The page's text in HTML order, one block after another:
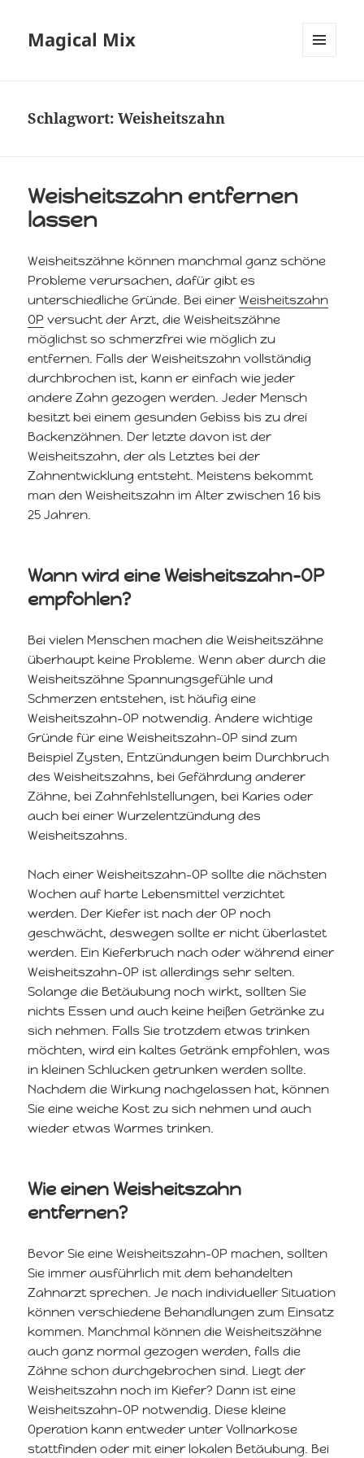
Magical Mix
Schlagwort:Weisheitszahn
Weisheitszahn entfernen
lassen
Weisheitszähne können manchmal ganz schöne
Probleme verursachen, dafür gibt es
unterschiedliche Gründe. Bei einerWeisheitszahn
OP versucht der Arzt, die Weisheitszähne
möglichst so schmerzfrei wie möglich zu
entfernen. Falls der Weisheitszahn vollständig
durchbrochen ist, kann er einfach wie jeder
andere Zahn gezogen werden. Jeder Mensch
besitzt bei einem gesunden Gebiss bis zu drei
Backenzähnen. Der letzte davon ist der
Weisheitszahn, der als Letztes bei der
Zahnentwicklung entsteht. Meistens bekommt
man den Weisheitszahn im Alter zwischen 16 bis
25 Jahren.
Wann wird eine Weisheitszahn-OP
empfohlen?
Bei vielen Menschen machen die Weisheitszähne
überhaupt keine Probleme. Wenn aber durch die
Weisheitszähne Spannungsgefühle und
Schmerzen entstehen, ist häufig eine
Weisheitszahn-OP notwendig. Andere wichtige
Gründe für eine Weisheitszahn-OP sind zum
Beispiel Zysten, Entzündungen beim Durchbruch
des Weisheitszahns, bei Gefährdung anderer
Zähne, bei Zahnfehlstellungen, bei Karies oder
auch bei einer Wurzelentzündung des
Weisheitszahns.
Nach einer Weisheitszahn-OP sollte die nächsten
Wochen auf harte Lebensmittel verzichtet
werden. Der Kiefer ist nach der OP noch
geschwächt, deswegen sollte er nicht überlastet
werden. Ein Kieferbruch nach oder während einer
Weisheitszahn-OP ist allerdings sehr selten.
Solange die Betäubung noch wirkt, sollten Sie
nichts Essen und auch keine heißen Getränke zu
sich nehmen. Falls Sie trotzdem etwas trinken
möchten, wird ein kaltes Getränk empfohlen, was
in kleinen Schlucken getrunken werden sollte.
Nachdem die Wirkung nachgelassen hat, können
Sie eine weiche Kost zu sich nehmen und auch
wieder etwas Warmes trinken.
Wie einen Weisheitszahn
entfernen?
Bevor Sie eine Weisheitszahn-OP machen, sollten
Sie immer ausführlich mit dem behandelten
Zahnarzt sprechen. Je nach individueller Situation
können verschiedene Behandlungen zum Einsatz
kommen. Manchmal können die Weisheitszähne
auch ganz normal gezogen werden, falls die
Zähne schon durchgebrochen sind. Liegt der
Weisheitszahn noch im Kiefer? Dann ist eine
Weisheitszahn-OP notwendig. Diese kleine
Operation kann entweder unter Vollnarkose
stattfinden oder mit einer lokalen Betäubung. Bei